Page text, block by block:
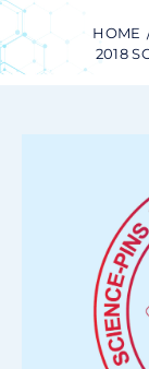
HOME
2018